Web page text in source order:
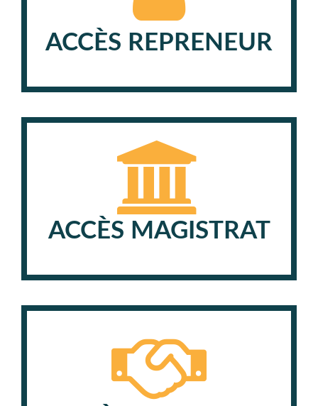
ACCÈS REPRENEUR
ACCÈS MAGISTRAT